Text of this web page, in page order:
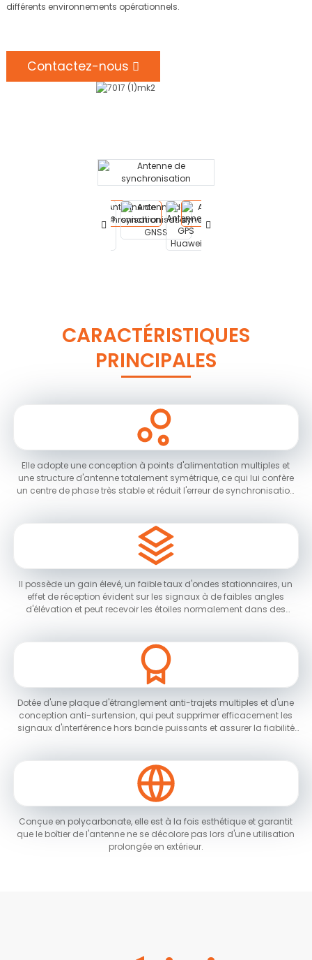
différents environnements opérationnels.
Contactez-nous
CARACTÉRISTIQUES
PRINCIPALES
Elle adopte une conception à points d'alimentation multiples et
une structure d'antenne totalement symétrique, ce qui lui confère
un centre de phase très stable et réduit l'erreur de synchronisation
Il possède un gain élevé, un faible taux d'ondes stationnaires, un
effet de réception évident sur les signaux à de faibles angles
d'élévation et peut recevoir les étoiles normalement dans des
Dotée d'une plaque d'étranglement anti-trajets multiples et d'une
conception anti-surtension, qui peut supprimer efficacement les
signaux d'interférence hors bande puissants et assurer la fiabilité
Conçue en polycarbonate, elle est à la fois esthétique et garantit
que le boîtier de l'antenne ne se décolore pas lors d'une utilisation
prolongée en extérieur.